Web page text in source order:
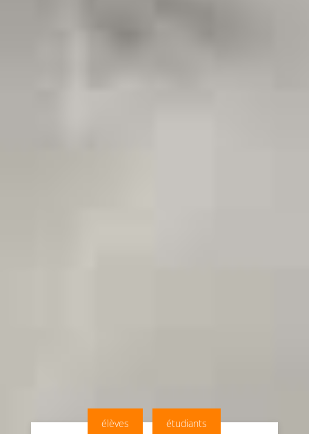
élèves étudiants